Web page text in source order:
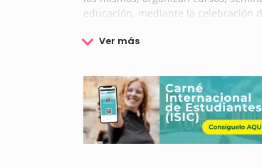
educación, mediante la celebración
Es por todo ello que la Fundación